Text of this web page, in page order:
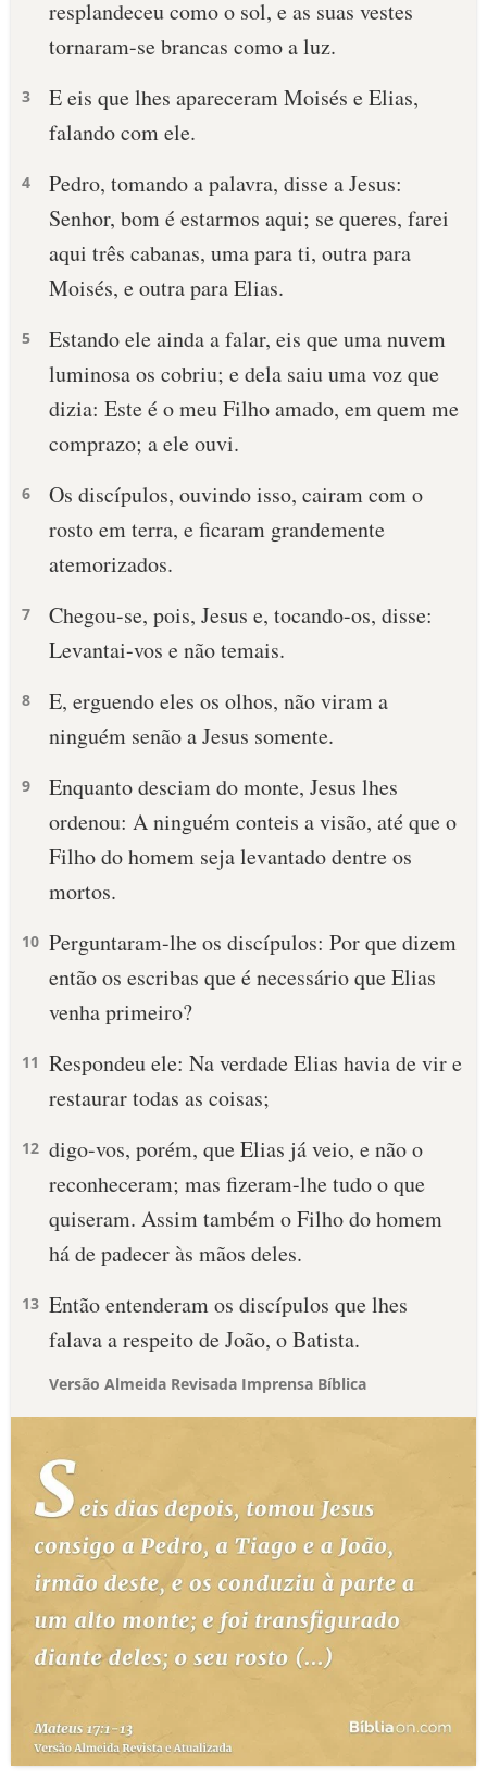
resplandeceu como o sol, e as suas vestes
tornaram-se brancas como a luz.
3
E eis que lhes apareceram Moisés e Elias,
falando com ele.
4
Pedro, tomando a palavra, disse a Jesus:
Senhor, bom é estarmos aqui; se queres, farei
aqui três cabanas, uma para ti, outra para
Moisés, e outra para Elias.
5
Estando ele ainda a falar, eis que uma nuvem
luminosa os cobriu; e dela saiu uma voz que
dizia: Este é o meu Filho amado, em quem me
comprazo; a ele ouvi.
6
Os discípulos, ouvindo isso, cairam com o
rosto em terra, e ficaram grandemente
atemorizados.
7
Chegou-se, pois, Jesus e, tocando-os, disse:
Levantai-vos e não temais.
8
E, erguendo eles os olhos, não viram a
ninguém senão a Jesus somente.
9
Enquanto desciam do monte, Jesus lhes
ordenou: A ninguém conteis a visão, até que o
Filho do homem seja levantado dentre os
mortos.
10 Perguntaram-lhe os discípulos: Por que dizem
então os escribas que é necessário que Elias
venha primeiro?
11 Respondeu ele: Na verdade Elias havia de vir e
restaurar todas as coisas;
12 digo-vos, porém, que Elias já veio, e não o
reconheceram; mas fizeram-lhe tudo o que
quiseram. Assim também o Filho do homem
há de padecer às mãos deles.
13 Então entenderam os discípulos que lhes
falava a respeito de João, o Batista.
Versão Almeida Revisada Imprensa Bíblica